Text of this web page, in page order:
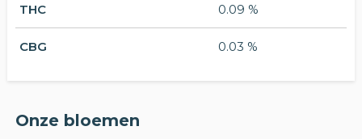
THC 0.09 %
CBG 0.03 %
Onze bloemen